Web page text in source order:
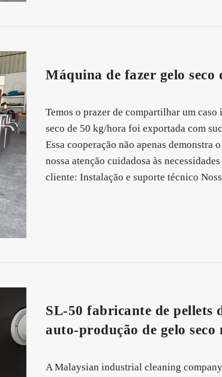
Máquina de fazer gelo seco
Temos o prazer de compartilhar um
seco de 50 kg/hora foi exportada com
Essa cooperação não apenas demonstra
nossa atenção cuidadosa às
cliente: Instalação e suporte técnico
SL-50 fabricante de pellets
auto-produção de gelo seco
A Malaysian industrial cleaning